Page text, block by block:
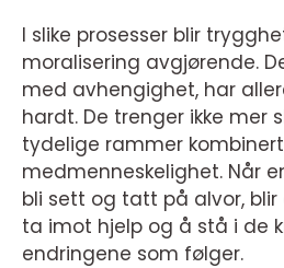
I slike prosesser blir
moralisering avgjørende.
med avhengighet, har
hardt. De trenger ikke mer
tydelige rammer
medmenneskelighet. Når
bli sett og tatt på alvor,
ta imot hjelp og å stå i de
endringene som følger.